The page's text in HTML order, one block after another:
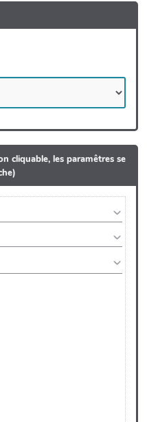
cliquable, les paramêtres se